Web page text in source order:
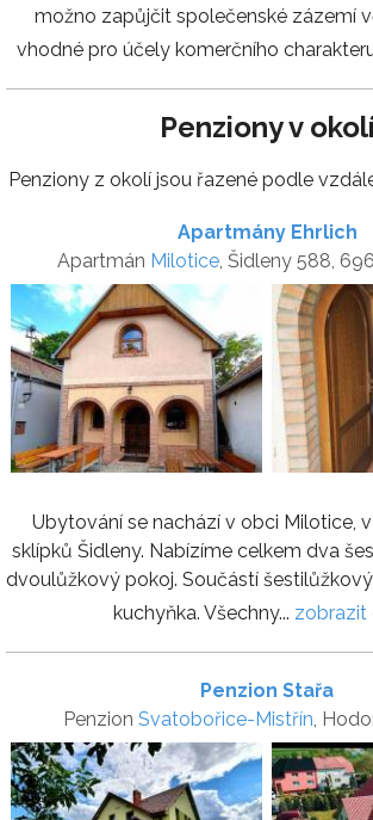
možno zapůjčit společenské zázemí
vhodné pro účely komerčního
Penziony v
Penziony z okolí jsou řazené podle
Apartmány Ehrlich
Apartmán Milotice , Šidleny 588,
Ubytování se nachází v obci Milotice,
sklípků Šidleny. Nabízíme celkem dva
dvoulůžkový pokoj. Součástí
kuchyňka. Všechny... zobrazit
Penzion Stařa
Penzion Svatobořice-Mistřín,